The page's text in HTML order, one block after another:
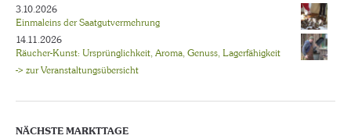
3.10.2026
Einmaleins der Saatgutvermehrung
14.11.2026
Räucher-Kunst: Ursprünglichkeit, Aroma, Genuss, Lagerfähigkeit
-> zur Veranstaltungsübersicht
NÄCHSTE MARKTTAGE